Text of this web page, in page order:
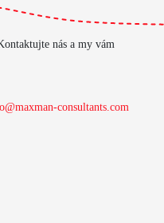
nás a my vám
consultants.com